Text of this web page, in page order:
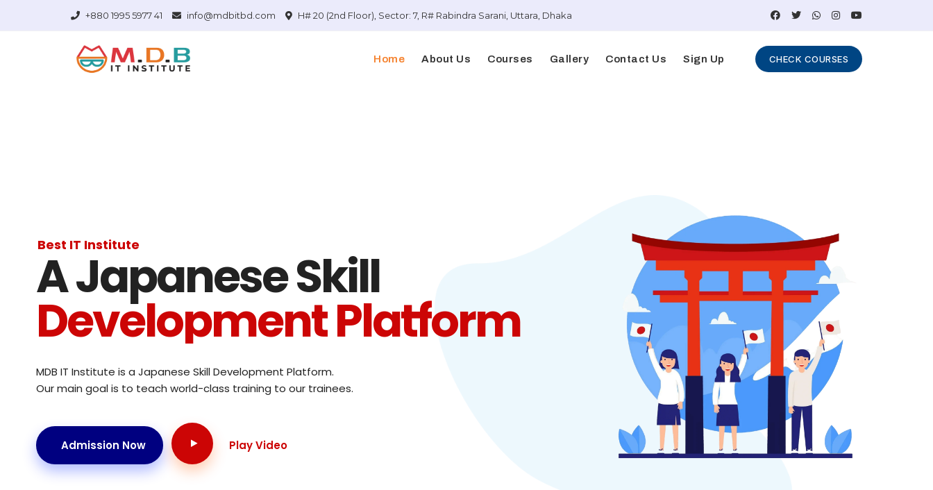
+880 1995 5977 41 info@mdbitbd.com H# 20 (2nd Floor), Sector: 7, R# Rabindra Sarani, Uttara, Dhaka
Home About Us Courses Gallery Contact Us Sign Up CHECK COURSES
Best IT Institute
A Japanese Skill
Development Platform
MDB IT Institute is a Japanese Skill Development Platform.
Our main goal is to teach world-class training to our trainees.
Play Video
Admission Now